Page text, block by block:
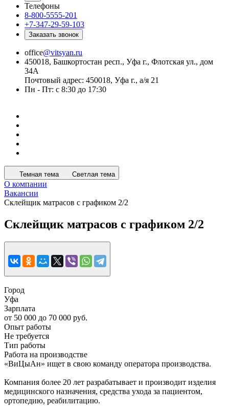
Телефоны
8-800-5555-201
+7-347-29-59-103
Заказать звонок
office@vitsyan.ru
450018, Башкортостан респ., Уфа г., Флотская ул., дом
34А
Почтовый адрес: 450018, Уфа г., а/я 21
Пн - Пт: с 8:30 до 17:30
Темная тема Светлая тема
О компании
Вакансии
Склейщик матрасов с графиком 2/2
Склейщик матрасов с графиком 2/2
Город
Уфа
Зарплата
от 50 000 до 70 000 руб.
Опыт работы
Не требуется
Тип работы
Работа на производстве
«ВиЦыАн» ищет в свою команду оператора производства.
Компания более 20 лет разрабатывает и производит изделия
медицинского назначения, средства ухода за пациентом,
ортопедию, реабилитацию.